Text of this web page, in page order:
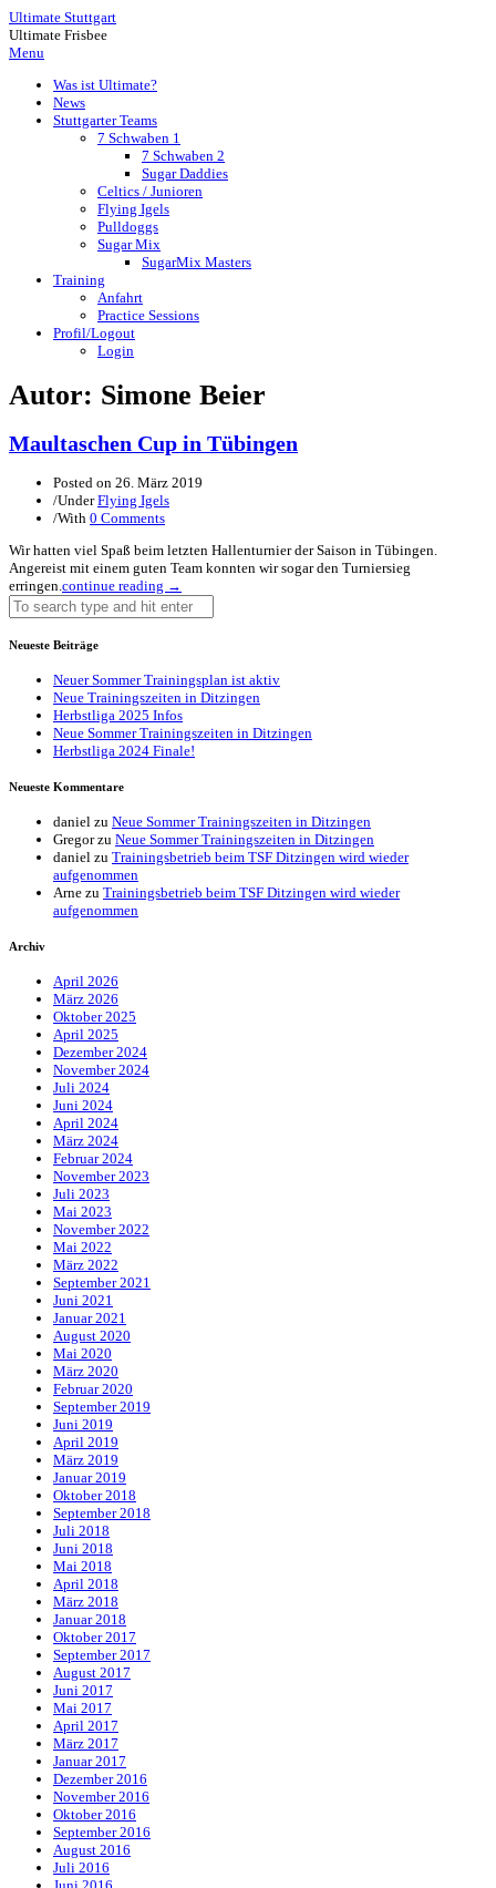
Ultimate Stuttgart
Ultimate Frisbee
Menu
Was ist Ultimate?
News
Stuttgarter Teams
7 Schwaben 1
7 Schwaben 2
Sugar Daddies
Celtics / Junioren
Flying Igels
Pulldoggs
Sugar Mix
SugarMix Masters
Training
Anfahrt
Practice Sessions
Profil/Logout
Login
Autor: Simone Beier
Maultaschen Cup in Tübingen
Posted on 26. März 2019
/UnderFlying Igels
/With 0 Comments
Wir hatten viel Spaß beim letzten Hallenturnier der Saison in Tübingen.
Angereist mit einem guten Team konnten wir sogar den Turniersieg
erringen. continue reading →
Neueste Beiträge
Neuer Sommer Trainingsplan ist aktiv
Neue Trainingszeiten in Ditzingen
Herbstliga 2025 Infos
Neue Sommer Trainingszeiten in Ditzingen
Herbstliga 2024 Finale!
Neueste Kommentare
daniel zu Neue Sommer Trainingszeiten in Ditzingen
Gregorzu Neue Sommer Trainingszeiten in Ditzingen
daniel zu Trainingsbetrieb beim TSF Ditzingen wird wieder
aufgenommen
Arne zu Trainingsbetrieb beim TSF Ditzingen wird wieder
aufgenommen
Archiv
April 2026
März 2026
Oktober 2025
April 2025
Dezember 2024
November 2024
Juli 2024
Juni 2024
April 2024
März 2024
Februar 2024
November 2023
Juli 2023
Mai 2023
November 2022
Mai 2022
März 2022
September 2021
Juni 2021
Januar 2021
August 2020
Mai 2020
März 2020
Februar 2020
September 2019
Juni 2019
April 2019
März 2019
Januar 2019
Oktober 2018
September 2018
Juli 2018
Juni 2018
Mai 2018
April 2018
März 2018
Januar 2018
Oktober 2017
September 2017
August 2017
Juni 2017
Mai 2017
April 2017
März 2017
Januar 2017
Dezember 2016
November 2016
Oktober 2016
September 2016
August 2016
Juli 2016